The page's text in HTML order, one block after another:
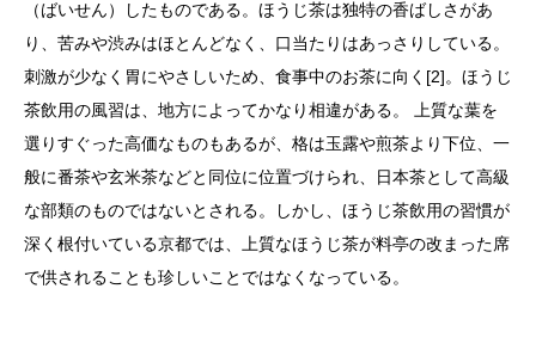
（ばいせん）したものである。ほうじ茶は独特の香ばしさがあ
り、苦みや渋みはほとんどなく、口当たりはあっさりしている。
刺激が少なく胃にやさしいため、食事中のお茶に向く[2]。ほうじ
茶飲用の風習は、地方によってかなり相違がある。 上質な葉を
選りすぐった高価なものもあるが、格は玉露や煎茶より下位、一
般に番茶や玄米茶などと同位に位置づけられ、日本茶として高級
な部類のものではないとされる。しかし、ほうじ茶飲用の習慣が
深く根付いている京都では、上質なほうじ茶が料亭の改まった席
で供されることも珍しいことではなくなっている。